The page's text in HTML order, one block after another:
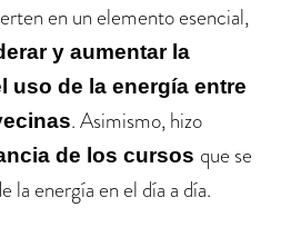
en un elemento esencial,
y aumentar la
uso de la energía entre
. Asimismo, hizo
de los cursos que se
la energía en el día a día.